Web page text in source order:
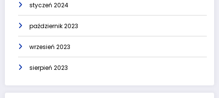
styczeń 2024
październik 2023
wrzesień 2023
sierpień 2023